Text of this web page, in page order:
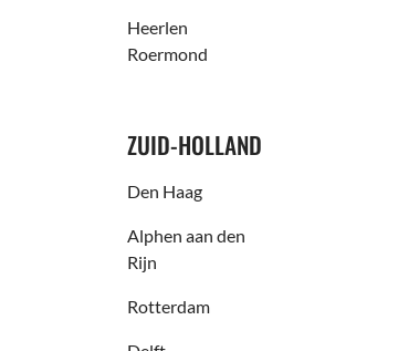
Heerlen
Roermond
ZUID-HOLLAND
Den Haag
Alphen aan den
Rijn
Rotterdam